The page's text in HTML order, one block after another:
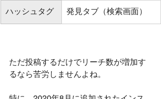
ハッシュタグ 発見タブ（検索画面）
ただ投稿するだけでリーチ数が増加す
るなら苦労しませんよね。